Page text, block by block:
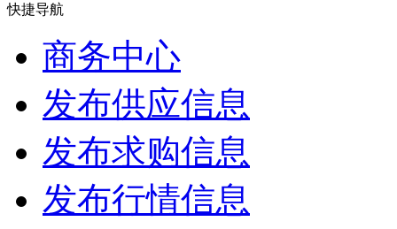
快捷导航
商务中心
发布供应信息
发布求购信息
发布行情信息